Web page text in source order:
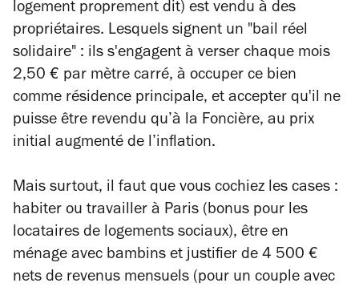
logement proprement dit) est vendu à des
propriétaires. Lesquels signent un "bail réel
solidaire" : ils s'engagent à verser chaque mois
2,50 € par mètre carré, à occuper ce bien
comme résidence principale, et accepter qu'il ne
puisse être revendu qu’à la Foncière, au prix
initial augmenté de l’inflation.
Mais surtout, il faut que vous cochiez les cases :
habiter ou travailler à Paris (bonus pour les
locataires de logements sociaux), être en
ménage avec bambins et justifier de 4 500 €
nets de revenus mensuels (pour un couple avec